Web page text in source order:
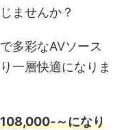
ませんか？
多彩なAVソース
一層快適になりま
～になり